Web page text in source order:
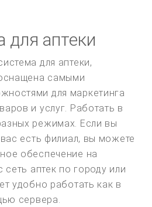
для аптеки
для аптеки,
самыми
для маркетинга
и услуг. Работать в
режимах. Если вы
есть филиал, вы можете
обеспечение на
аптек по городу или
удобно работать как в
сервера.